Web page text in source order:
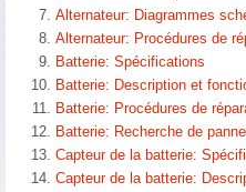
Alternateur: Diagrammes
Alternateur: Procédures de
Batterie: Spécifications
Batterie: Description et
Batterie: Procédures de
Batterie: Recherche de
Capteur de la batterie:
Capteur de la batterie: